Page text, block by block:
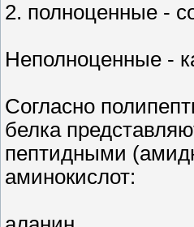
2. полноценные -
Неполноценные -
Согласно
белка
пептидными
аминокислот: